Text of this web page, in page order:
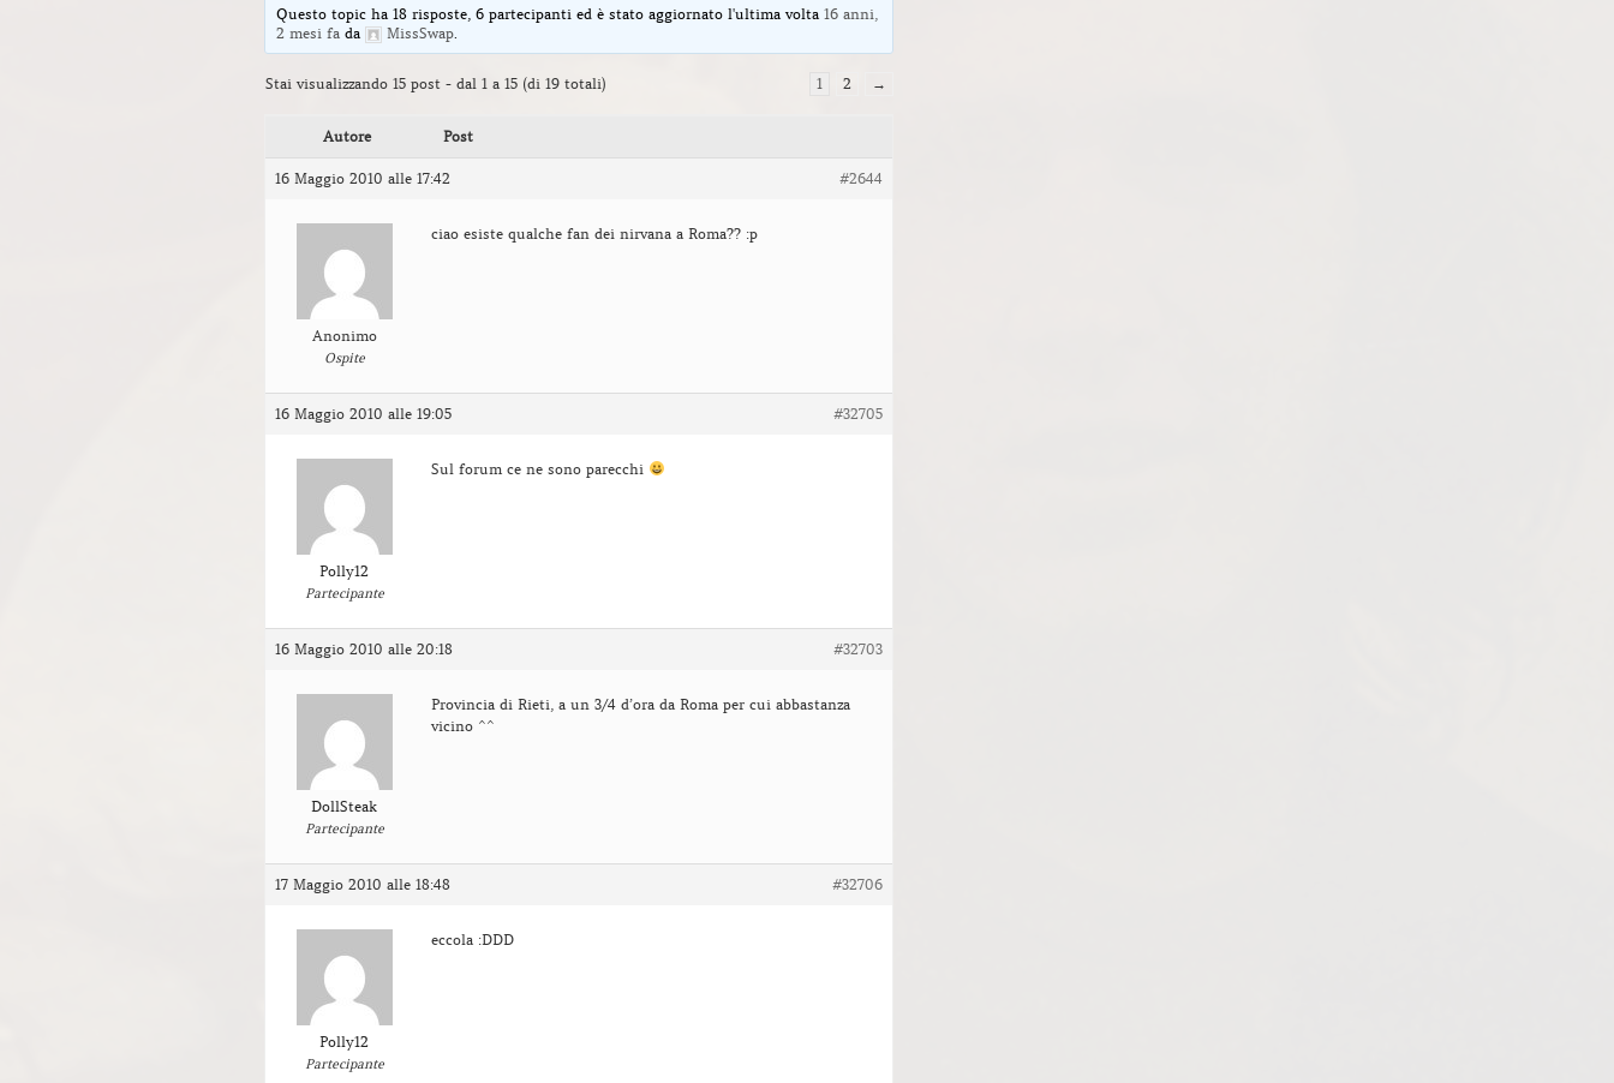
Questo topic ha 18 risposte, 6 partecipanti ed è stato aggiornato l'ultima volta16 anni,
2 mesi fa da MissSwap
Stai visualizzando 15 post - dal 1 a 15 (di 19 totali) 1 2 →
Autore Post
16 Maggio 2010 alle 17:42 #2644
Anonimo
Ospite
ciao esiste qualche fan dei nirvana a Roma?? :p
16 Maggio 2010 alle 19:05 #32705
Polly12
Partecipante
Sul forum ce ne sono parecchi
16 Maggio 2010 alle 20:18 #32703
DollSteak
Partecipante
Provincia di Rieti, a un 3/4 d’ora da Roma per cui abbastanza
vicino ^^
17 Maggio 2010 alle 18:48 #32706
Polly12
Partecipante
eccola :DDD